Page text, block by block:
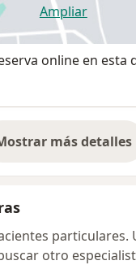
Ampliarse abre en
online en esta
más detalles
sobre la
particulares.
otro